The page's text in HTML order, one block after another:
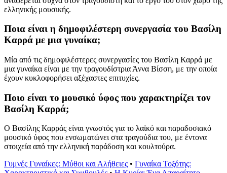
ελληνικής μουσικής.
Ποια είναι η δημοφιλέστερη συνεργασία του Βασίλη
Καρρά με μια γυναίκα;
Μία από τις δημοφιλέστερες συνεργασίες του Βασίλη Καρρά με
μια γυναίκα είναι με την τραγουδίστρια Άννα Βίσση, με την οποία
έχουν κυκλοφορήσει αξέχαστες επιτυχίες.
Ποιο είναι το μουσικό ύφος που χαρακτηρίζει τον
Βασίλη Καρρά;
Ο Βασίλης Καρράς είναι γνωστός για το λαϊκό και παραδοσιακό
μουσικό ύφος που ενσωματώνει στα τραγούδια του, με έντονα
στοιχεία από την ελληνική παράδοση και κουλτούρα.
Γυμνές Γυναίκες: Μύθοι και Αλήθειες • Γυναίκα Τοξότης: